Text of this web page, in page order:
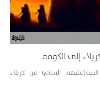
إلى الكوفة
أهل البيت(عليهم السلام) من كربلاء